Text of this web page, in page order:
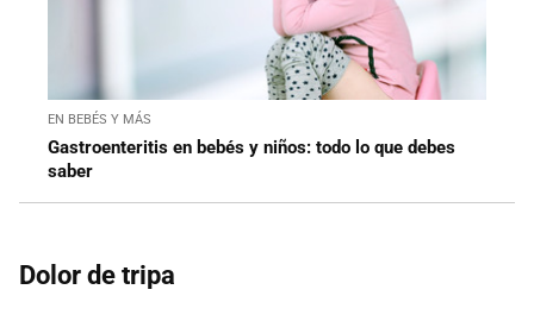
EN BEBÉS Y MÁS
Gastroenteritis en bebés y niños: todo lo que debes
saber
Dolor de tripa